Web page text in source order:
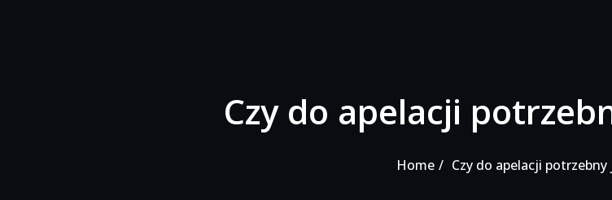
Czy do apelacji
Home Czy do apelacji